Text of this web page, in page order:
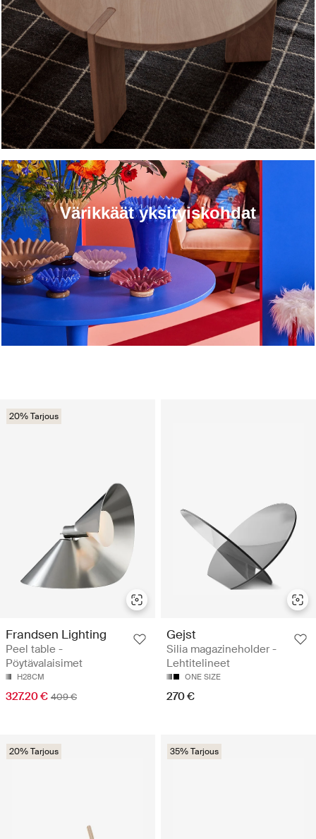
20% Tarjous
Frandsen Lighting
Peel table -
Pöytävalaisimet
H28CM
327.20 € 409 €
Gejst
Silia magazineholder -
Lehtitelineet
ONE SIZE
270 €
20% Tarjous 35% Tarjous
Värikkäät yksityiskohdat